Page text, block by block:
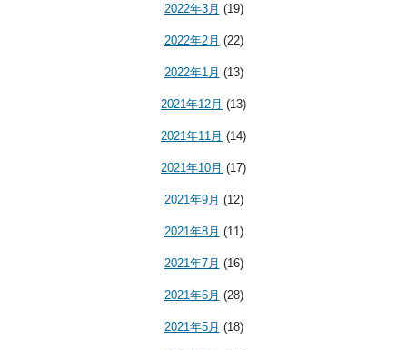
2022年3月 (19)
2022年2月 (22)
2022年1月 (13)
2021年12月 (13)
2021年11月 (14)
2021年10月 (17)
2021年9月 (12)
2021年8月 (11)
2021年7月 (16)
2021年6月 (28)
2021年5月 (18)